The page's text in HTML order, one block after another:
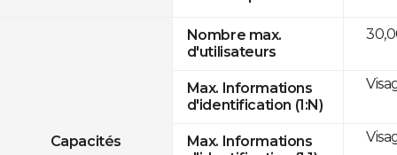
Capacités
Nombre max.
d'utilisateurs
Max. Informations
d'identification (1:N)
Max. Informations